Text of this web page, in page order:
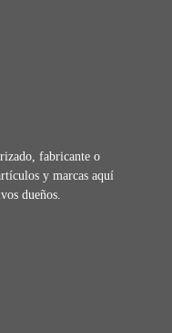
fabricante o
y marcas aquí
dueños.